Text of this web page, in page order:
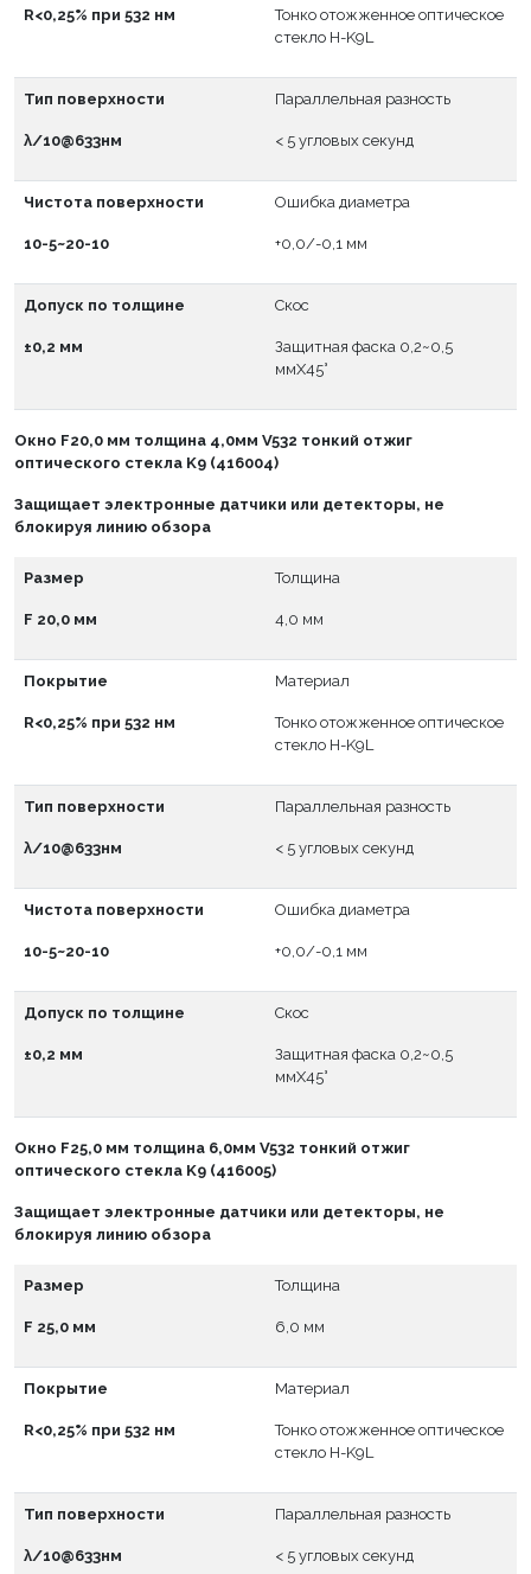
R<0,25% при 532 нм
Тонко отожженное оптическое
стекло H-K9L
Тип поверхности
λ/10@633нм
Параллельная разность
< 5 угловых секунд
Чистота поверхности
10-5~20-10
Ошибка диаметра
+0,0/-0,1 мм
Допуск по толщине
±0,2 мм
Скос
Защитная фаска 0,2~0,5
ммX45°
Окно F20,0 мм толщина 4,0мм V532 тонкий отжиг
оптического стекла K9 (416004)
Защищает электронные датчики или детекторы, не
блокируя линию обзора
Размер
F 20,0 мм
Толщина
4,0 мм
Покрытие
R<0,25% при 532 нм
Материал
Тонко отожженное оптическое
стекло H-K9L
Тип поверхности
λ/10@633нм
Параллельная разность
< 5 угловых секунд
Чистота поверхности
10-5~20-10
Ошибка диаметра
+0,0/-0,1 мм
Допуск по толщине
±0,2 мм
Скос
Защитная фаска 0,2~0,5
ммX45°
Окно F25,0 мм толщина 6,0мм V532 тонкий отжиг
оптического стекла K9 (416005)
Защищает электронные датчики или детекторы, не
блокируя линию обзора
Размер
F 25,0 мм
Толщина
6,0 мм
Покрытие
R<0,25% при 532 нм
Материал
Тонко отожженное оптическое
стекло H-K9L
Тип поверхности
λ/10@633нм
Параллельная разность
< 5 угловых секунд